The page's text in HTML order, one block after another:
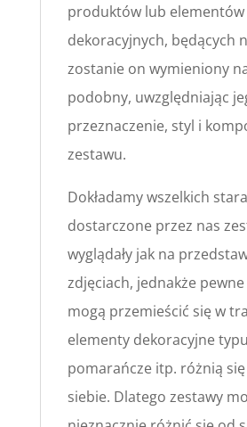
produktów lub elementów
dekoracyjnych, będących
zostanie on wymieniony
podobny, uwzględniając
przeznaczenie, styl i
zestawu.
Dokładamy wszelkich
dostarczone przez nas
wyglądały jak na
zdjęciach, jednakże
mogą przemieścić się w
elementy dekoracyjne
pomarańcze itp. różnią
siebie. Dlatego zestawy